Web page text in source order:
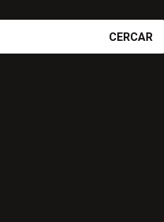
CERCAR